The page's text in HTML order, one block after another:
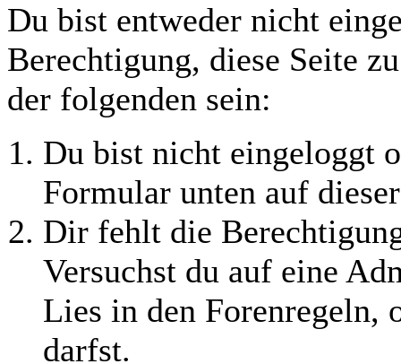
Du bist entweder nicht
Berechtigung, diese Seite
der folgenden sein:
Du bist nicht eingeloggt
Formular unten auf
Dir fehlt die
Versuchst du auf eine
Lies in den Forenregeln,
darfst.